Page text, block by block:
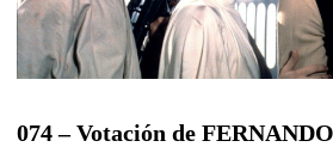
074 – Votación de